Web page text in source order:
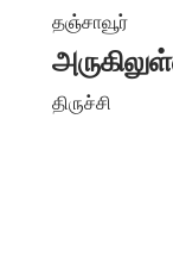
தஞ்சாவூர்
திருச்சி